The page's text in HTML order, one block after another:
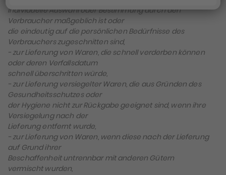
individuelle Auswahl oder Bestimmung durch den
Verbraucher maßgeblich ist oder
die eindeutig auf die persönlichen Bedürfnisse des
Verbrauchers zugeschnitten sind,
− zur Lieferung von Waren, die schnell verderben können
oder deren Verfallsdatum
schnell überschritten würde,
− zur Lieferung versiegelter Waren, die aus Gründen des
Gesundheitsschutzes oder
der Hygiene nicht zur Rückgabe geeignet sind, wenn ihre
Versiegelung nach der
Lieferung entfernt wurde,
− zur Lieferung von Waren, wenn diese nach der Lieferung
auf Grund ihrer
Beschaffenheit untrennbar mit anderen Gütern
vermischt wurden,